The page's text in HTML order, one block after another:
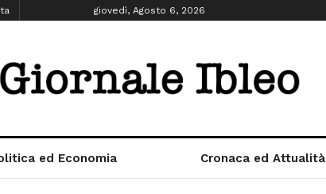
giovedì, Agosto 6, 2026
ed Economia Cronaca ed Attualità